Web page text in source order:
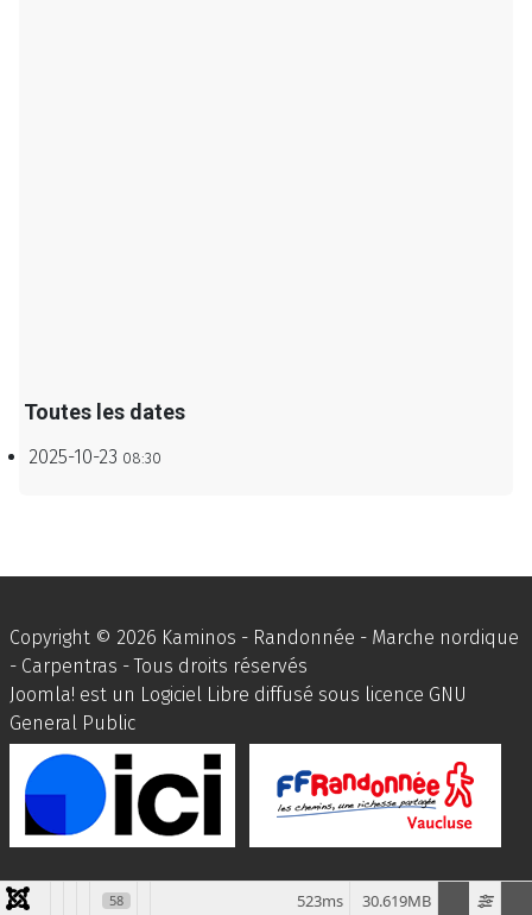
Toutes les dates
2025-10-23 08:30
Copyright © 2026 Kaminos - Randonnée - Marche nordique
- Carpentras - Tous droits réservés
Joomla! est un Logiciel Libre diffusé sous licence GNU
General Public
58 30.619MB
523ms